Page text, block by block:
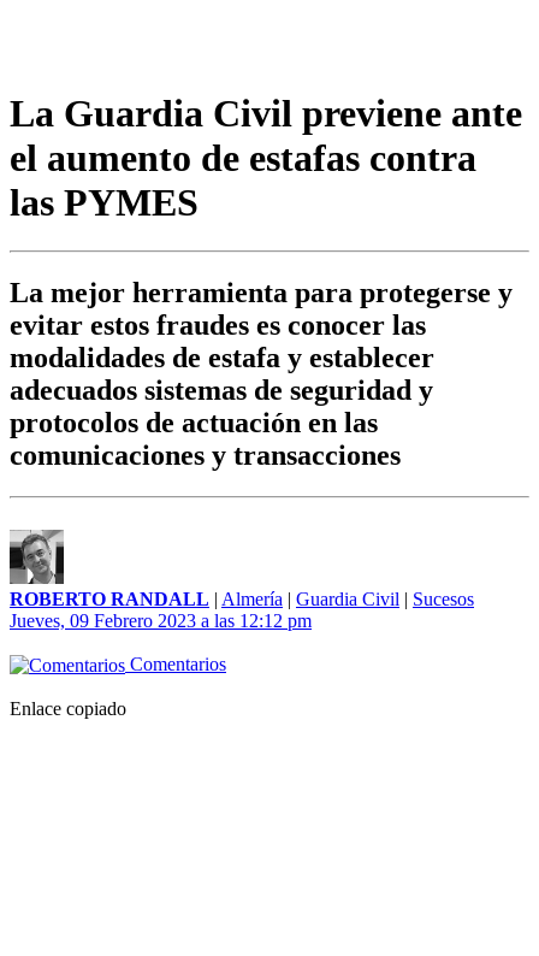
La Guardia Civil previene ante
el aumento de estafas contra
las PYMES
La mejor herramienta para protegerse y
evitar estos fraudes es conocer las
modalidades de estafa y establecer
adecuados sistemas de seguridad y
protocolos de actuación en las
comunicaciones y transacciones
ROBERTO RANDALL | Almería | Guardia Civil | Sucesos
Jueves, 09 Febrero 2023 a las 12:12 pm
Comentarios
Enlace copiado